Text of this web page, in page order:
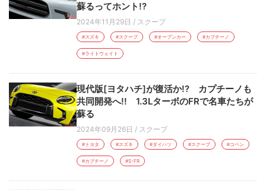
蘇るってホント!?
2024年11月29日 / スクープ
#スズキ #スクープ #オープンカー #カプチーノ
#ライトウェイト
現代版[ヨタハチ]が復活か!? カプチーノも
共同開発へ!! 1.3LターボのFRで名車たちが
蘇る
2024年09月26日 / スクープ
#トヨタ #スズキ #ダイハツ #スクープ #コペン
#カプチーノ #S-FR